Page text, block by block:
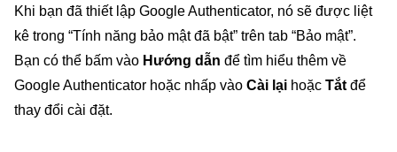
Khi bạn đã thiết lập Google Authenticator, nó sẽ được liệt
kê trong “Tính năng bảo mật đã bật” trên tab “Bảo mật”.
Bạn có thể bấm vào Hướng dẫn để tìm hiểu thêm về
Google Authenticator hoặc nhấp vào Cài lại hoặc Tắt để
thay đổi cài đặt.